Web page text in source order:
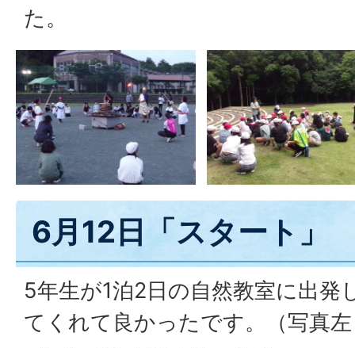
た。
6月12日「スタート」
5年生が1泊2日の自然教室に出発
てくれて良かったです。（写真